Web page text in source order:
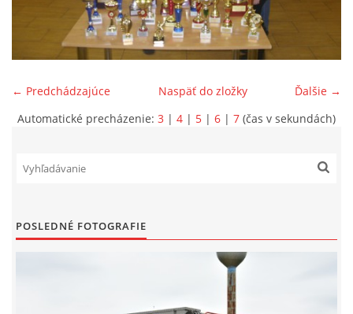
SPONZORI
KONTAKTY
← Predchádzajúce Ďalšie →
Naspäť do zložky
Automatické precházenie: 3 | 4 | 5 | 6 | 7 (čas v sekundách)
POSLEDNÉ FOTOGRAFIE